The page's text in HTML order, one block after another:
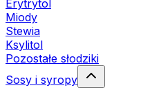
Erytrytol
Miody
Stewia
Ksylitol
Pozostałe słodziki
Sosy i syropy